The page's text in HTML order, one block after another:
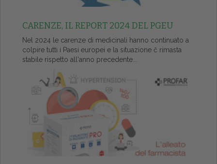
CARENZE, IL REPORT 2024 DEL PGEU
Nel 2024 le carenze di medicinali hanno continuato a
colpire tutti i Paesi europei e la situazione č rimasta
stabile rispetto all'anno precedente...